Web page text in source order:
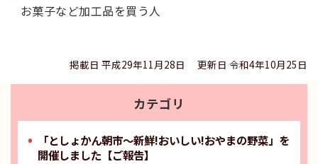
お菓子など加工品を買う人
掲載日 平成29年11月28日 更新日 令和4年10月25日
カテゴリ
「としょかん朝市～新鮮!おいしい!おやまの野菜」を
開催しました【ご報告】